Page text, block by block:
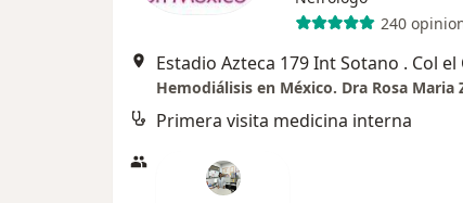
240
Hemodiálisis en México. Dra Rosa Maria
Primera visita medicina interna